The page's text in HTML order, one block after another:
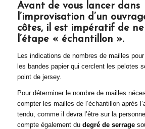
Avant de vous lancer dans
l’improvisation d’un
côtes, il est impératif de
l’étape « échantillon ».
Les indications de nombres de mailles
les bandes papier qui cerclent les pelotes
point de jersey.
Pour déterminer le nombre de mailles
compter les mailles de l’échantillon après
tendu, comme il devra l’être sur la
compte également du degré de serrage